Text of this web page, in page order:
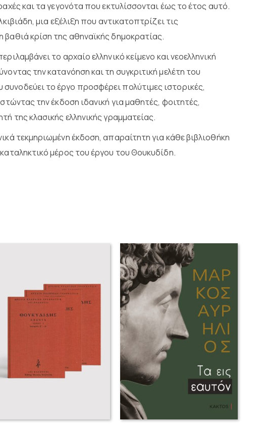
και τα γεγονότα που εκτυλίσσονται έως το έτος αυτό.
μια εξέλιξη που αντικατοπτρίζει τις
βαθιά κρίση της αθηναϊκής δημοκρατίας.
το αρχαίο ελληνικό κείμενο και νεοελληνική
την κατανόηση και τη συγκριτική μελέτη του
το έργο προσφέρει πολύτιμες ιστορικές,
την έκδοση ιδανική για μαθητές, φοιτητές,
της κλασικής ελληνικής γραμματείας.
τεκμηριωμένη έκδοση, απαραίτητη για κάθε βιβλιοθήκη
μέρος του έργου του Θουκυδίδη.